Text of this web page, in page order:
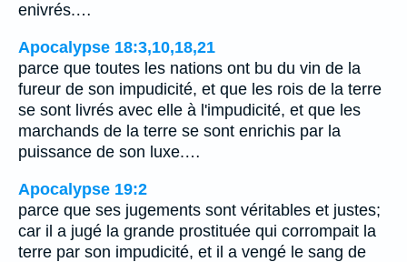
enivrés.…
Apocalypse 18:3,10,18,21
parce que toutes les nations ont bu du vin de la
fureur de son impudicité, et que les rois de la terre
se sont livrés avec elle à l'impudicité, et que les
marchands de la terre se sont enrichis par la
puissance de son luxe.…
Apocalypse 19:2
parce que ses jugements sont véritables et justes;
car il a jugé la grande prostituée qui corrompait la
terre par son impudicité, et il a vengé le sang de